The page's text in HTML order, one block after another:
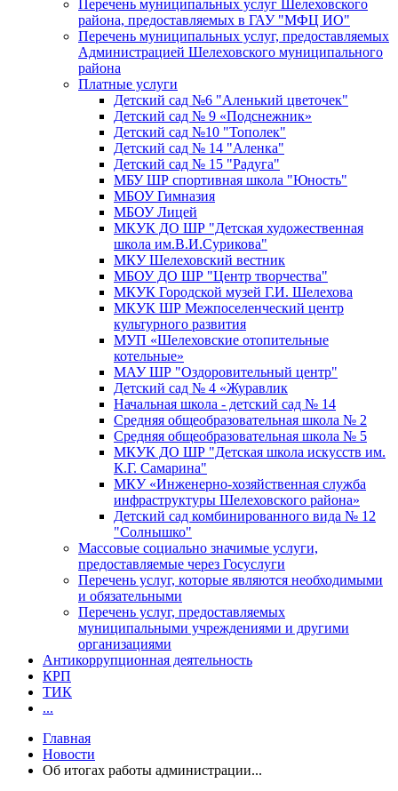
Перечень муниципальных услуг Шелеховского
района, предоставляемых в ГАУ "МФЦ ИО"
Перечень муниципальных услуг, предоставляемых
Администрацией Шелеховского муниципального
района
Платные услуги
Детский сад №6 "Аленький цветочек"
Детский сад № 9 «Подснежник»
Детский сад №10 "Тополек"
Детский сад № 14 "Аленка"
Детский сад № 15 "Радуга"
МБУ ШР спортивная школа "Юность"
МБОУ Гимназия
МБОУ Лицей
МКУК ДО ШР "Детская художественная
школа им.В.И.Сурикова"
МКУ Шелеховский вестник
МБОУ ДО ШР "Центр творчества"
МКУК Городской музей Г.И. Шелехова
МКУК ШР Межпоселенческий центр
культурного развития
МУП «Шелеховские отопительные
котельные»
МАУ ШР "Оздоровительный центр"
Детский сад № 4 «Журавлик
Начальная школа - детский сад № 14
Средняя общеобразовательная школа № 2
Средняя общеобразовательная школа № 5
МКУК ДО ШР "Детская школа искусств им.
К.Г. Самарина"
МКУ «Инженерно-хозяйственная служба
инфраструктуры Шелеховского района»
Детский сад комбинированного вида № 12
"Солнышко"
Массовые социально значимые услуги,
предоставляемые через Госуслуги
Перечень услуг, которые являются необходимыми
и обязательными
Перечень услуг, предоставляемых
муниципальными учреждениями и другими
организациями
Антикоррупционная деятельность
КРП
ТИК
...
Главная
Новости
Об итогах работы администрации...